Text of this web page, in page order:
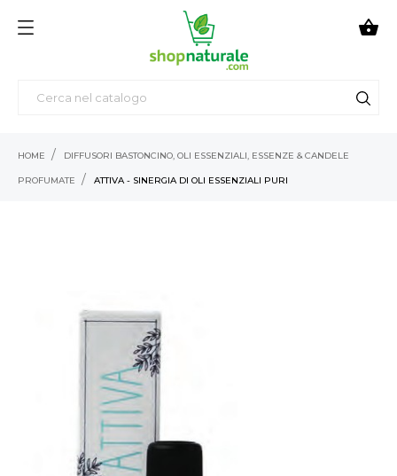

HOME DIFFUSORI BASTONCINO, OLI ESSENZIALI, ESSENZE & CANDELE
PROFUMATE ATTIVA - SINERGIA DI OLI ESSENZIALI PURI